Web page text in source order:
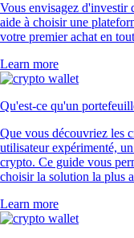
Vous envisagez d'investir
aide à choisir une
votre premier achat en
Learn more
Qu'est-ce qu'un
Que vous découvriez les
utilisateur expérimenté,
crypto. Ce guide vous
choisir la solution la plus
Learn more